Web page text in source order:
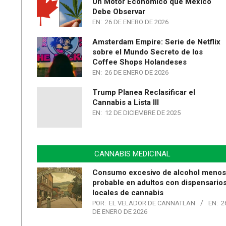
Debe Observar
EN: 26 DE ENERO DE 2026
Amsterdam Empire: Serie de Netflix
sobre el Mundo Secreto de los
Coffee Shops Holandeses
EN: 26 DE ENERO DE 2026
Trump Planea Reclasificar el
Cannabis a Lista III
EN: 12 DE DICIEMBRE DE 2025
CANNABIS MEDICINAL
Consumo excesivo de alcohol menos
probable en adultos con
locales de cannabis
POR: EL VELADOR DE CANNATLAN EN:
DE ENERO DE 2026